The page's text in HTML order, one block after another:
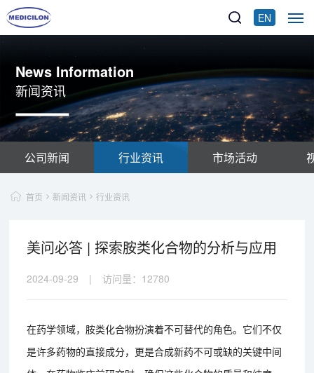
EN
News Information
新闻资讯
公司新闻 行业资讯 市场活动
首页 新闻资讯 行业资讯
美问必答 | 探索胺类化合物的分析与应用
2024-09-29 | 访问量： 12780
在药学领域，胺类化合物扮演着不可替代的角色。它们不仅
是许多药物的直接成分，更是合成新药不可或缺的关键中间